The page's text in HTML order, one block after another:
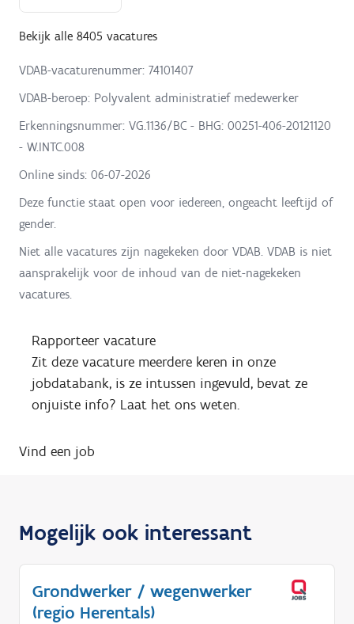
Bekijk alle 8405 vacatures
VDAB-vacaturenummer: 74101407
VDAB-beroep: Polyvalent administratief medewerker
Erkenningsnummer: VG.1136/BC - BHG: 00251-406-20121120
- W.INTC.008
Online sinds: 06-07-2026
Deze functie staat open voor iedereen, ongeacht leeftijd of
gender.
Niet alle vacatures zijn nagekeken door VDAB. VDAB is niet
aansprakelijk voor de inhoud van de niet-nagekeken
vacatures.
Rapporteer vacature
Zit deze vacature meerdere keren in onze
jobdatabank, is ze intussen ingevuld, bevat ze
onjuiste info? Laat het ons weten.
Vind een job
Mogelijk ook interessant
Grondwerker / wegenwerker
(regio Herentals)